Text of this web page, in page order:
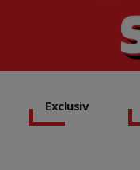
Exclusiv